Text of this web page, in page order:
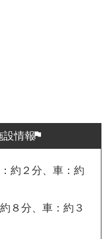
設情報
約２分、車：約
８分、車：約３